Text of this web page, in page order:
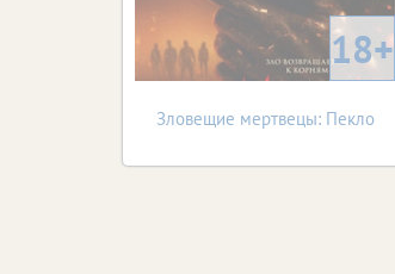
18+
Зловещие мертвецы: Пекло